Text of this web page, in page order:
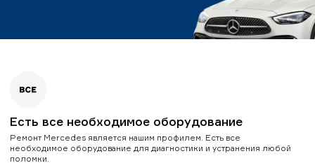
Есть все необходимое оборудование
Ремонт Mercedes является нашим профилем. Есть все
необходимое оборудование для диагностики и устранения любой
поломки.